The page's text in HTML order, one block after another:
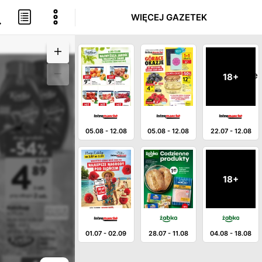
WIĘCEJ GAZETEK
05.08- 12.08 05.08 -12.08
18+
22.07- 12.08
01.07 -02.09 28.07- 11.08
18+
04.08 -18.08